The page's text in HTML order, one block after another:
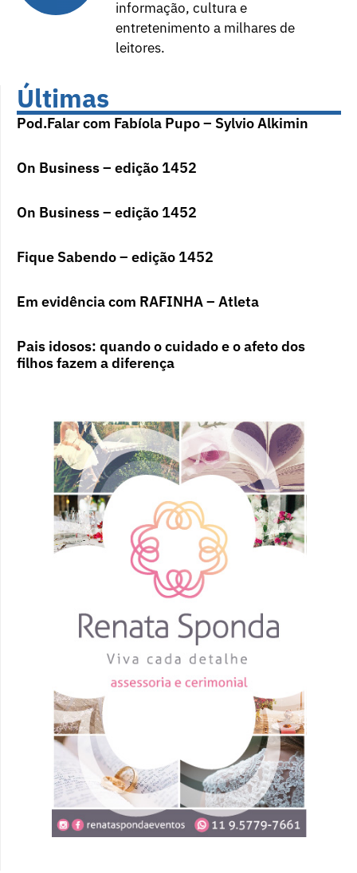
informação, cultura e
entretenimento a milhares de
leitores.
Últimas
Pod.Falar com Fabíola Pupo – Sylvio Alkimin
On Business – edição 1452
On Business – edição 1452
Fique Sabendo – edição 1452
Em evidência com RAFINHA – Atleta
Pais idosos: quando o cuidado e o afeto dos
filhos fazem a diferença